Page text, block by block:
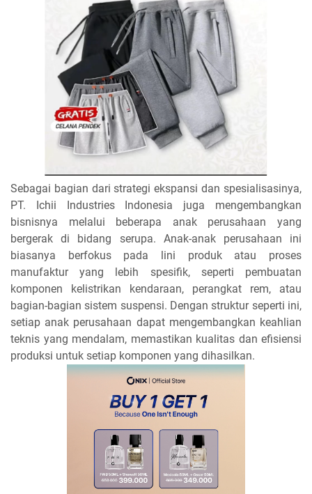
Sebagai bagian dari strategi ekspansi dan spesialisasinya,
PT. Ichii Industries Indonesia juga mengembangkan
bisnisnya melalui beberapa anak perusahaan yang
bergerak di bidang serupa. Anak-anak perusahaan ini
biasanya berfokus pada lini produk atau proses
manufaktur yang lebih spesifik, seperti pembuatan
komponen kelistrikan kendaraan, perangkat rem, atau
bagian-bagian sistem suspensi. Dengan struktur seperti ini,
setiap anak perusahaan dapat mengembangkan keahlian
teknis yang mendalam, memastikan kualitas dan efisiensi
produksi untuk setiap komponen yang dihasilkan.